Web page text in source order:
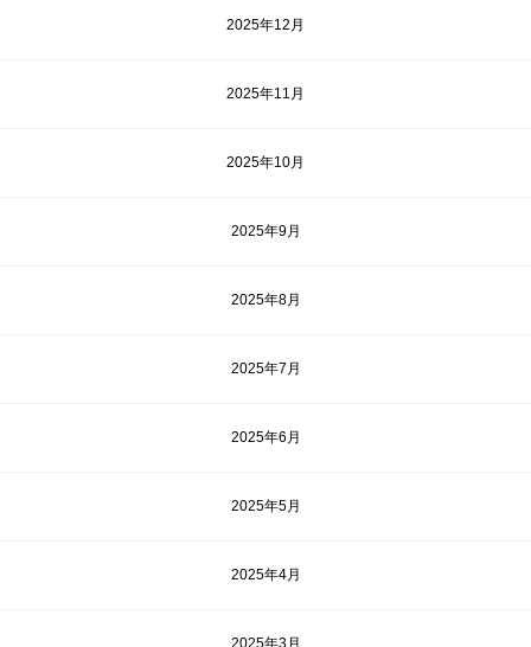
2025年12月
2025年11月
2025年10月
2025年9月
2025年8月
2025年7月
2025年6月
2025年5月
2025年4月
2025年3月